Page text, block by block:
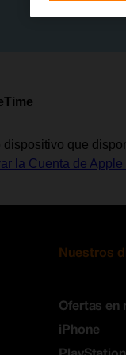
que
la Cuenta de Apple
Nuestros
Ofertas en
iPhone